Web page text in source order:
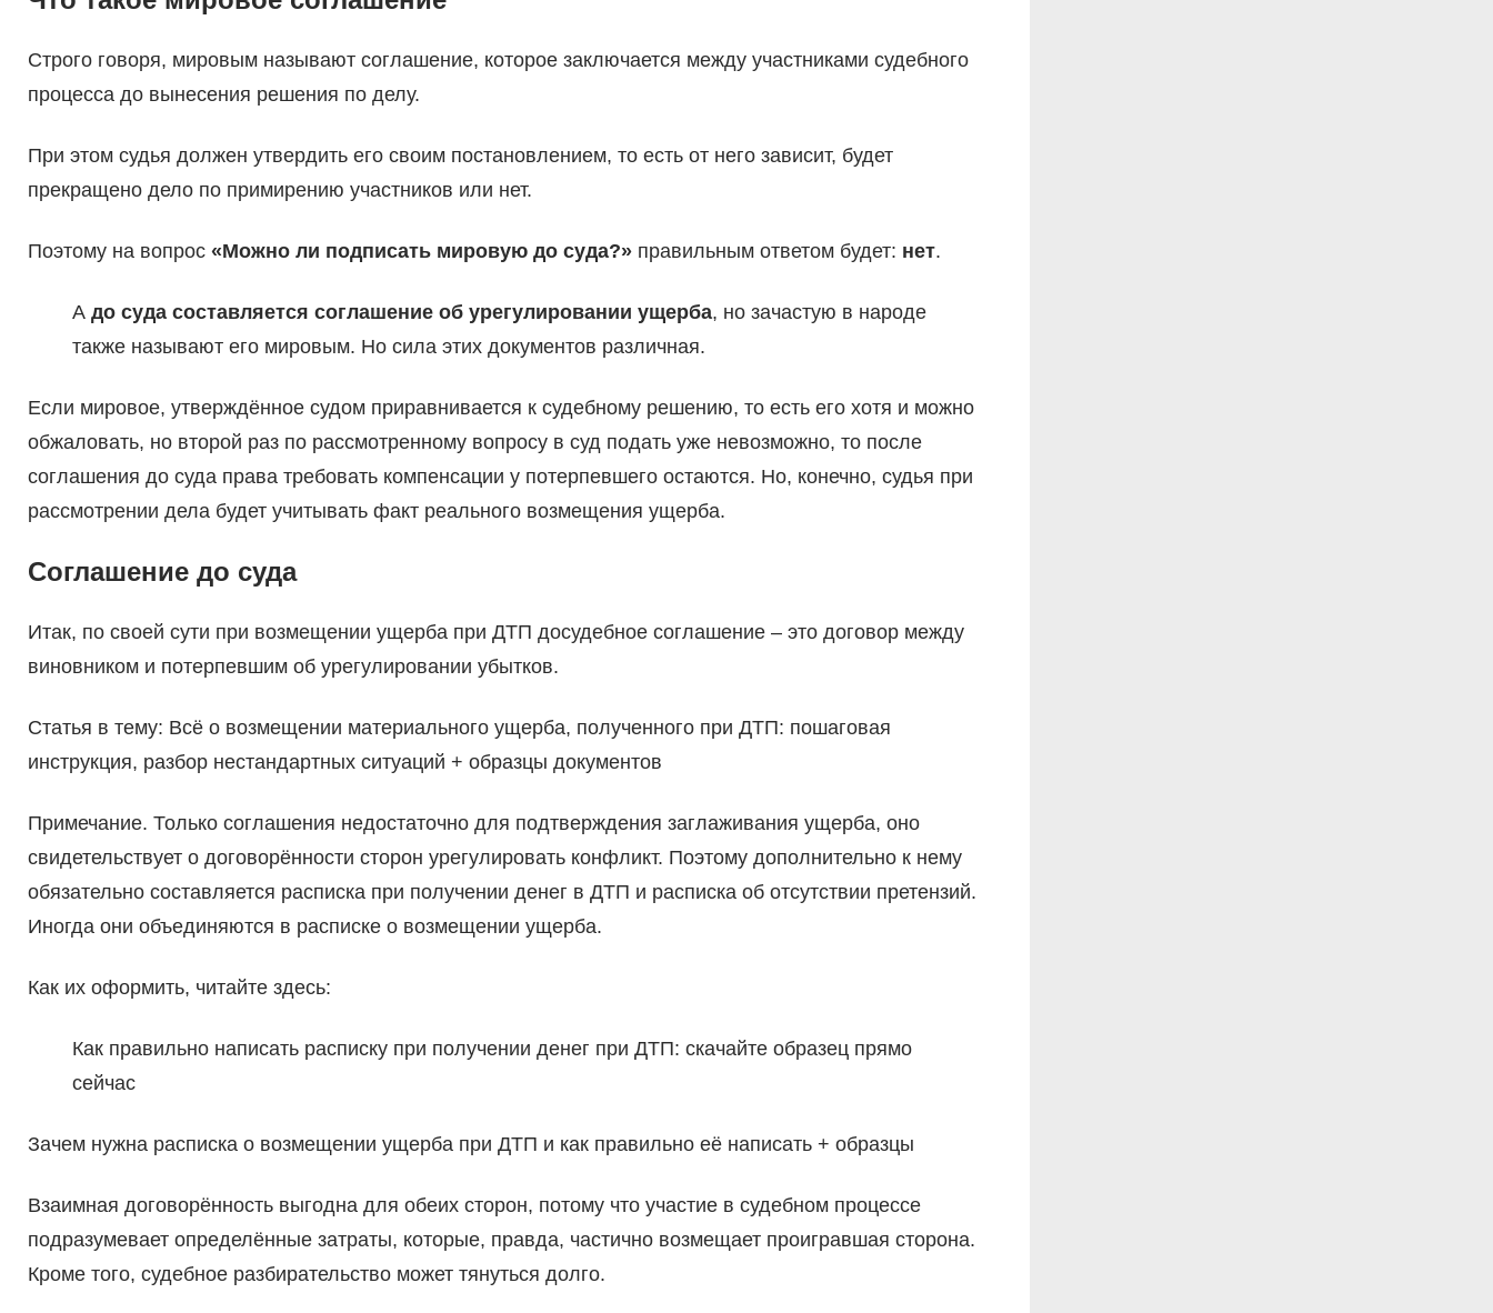
Строго говоря, мировым называют соглашение, которое заключается между участниками судебного
процесса до вынесения решения по делу.
При этом судья должен утвердить его своим постановлением, то есть от него зависит, будет
прекращено дело по примирению участников или нет.
Поэтому на вопрос «Можно ли подписать мировую до суда?»правильным ответом будет: нет.
А до суда составляется соглашение об урегулировании ущерба, но зачастую в народе
также называют его мировым. Но сила этих документов различная.
Если мировое, утверждённое судом приравнивается к судебному решению, то есть его хотя и можно
обжаловать, но второй раз по рассмотренному вопросу в суд подать уже невозможно, то после
соглашения до суда права требовать компенсации у потерпевшего остаются. Но, конечно, судья при
рассмотрении дела будет учитывать факт реального возмещения ущерба.
Соглашение до суда
Итак, по своей сути при возмещении ущерба при ДТП досудебное соглашение – это договор между
виновником и потерпевшим об урегулировании убытков.
Статья в тему: Всё о возмещении материального ущерба, полученного при ДТП: пошаговая
инструкция, разбор нестандартных ситуаций + образцы документов
Примечание. Только соглашения недостаточно для подтверждения заглаживания ущерба, оно
свидетельствует о договорённости сторон урегулировать конфликт. Поэтому дополнительно к нему
обязательно составляется расписка при получении денег в ДТП и расписка об отсутствии претензий.
Иногда они объединяются в расписке о возмещении ущерба.
Как их оформить, читайте здесь:
Как правильно написать расписку при получении денег при ДТП: скачайте образец прямо
сейчас
Зачем нужна расписка о возмещении ущерба при ДТП и как правильно её написать + образцы
Взаимная договорённость выгодна для обеих сторон, потому что участие в судебном процессе
подразумевает определённые затраты, которые, правда, частично возмещает проигравшая сторона.
Кроме того, судебное разбирательство может тянуться долго.